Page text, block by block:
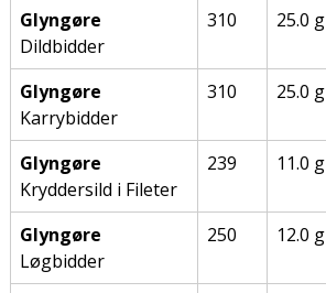
Glyngøre
Dildbidder
310 25.0 g
Glyngøre
Karrybidder
310 25.0 g
Glyngøre
Kryddersild i Fileter
239 11.0 g
Glyngøre
Løgbidder
250 12.0 g